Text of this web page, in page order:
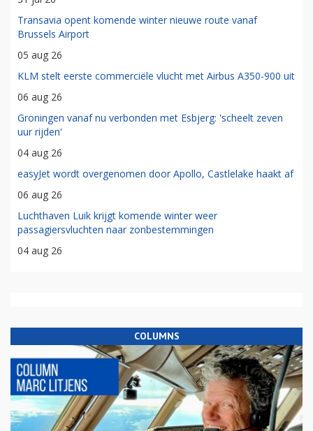
Transavia opent komende winter nieuwe route vanaf
Brussels Airport
05 aug 26
KLM stelt eerste commerciële vlucht met Airbus A350-900 uit
06 aug 26
Groningen vanaf nu verbonden met Esbjerg: 'scheelt zeven
uur rijden'
04 aug 26
easyJet wordt overgenomen door Apollo, Castlelake haakt af
06 aug 26
Luchthaven Luik krijgt komende winter weer
passagiersvluchten naar zonbestemmingen
04 aug 26
COLUMNS